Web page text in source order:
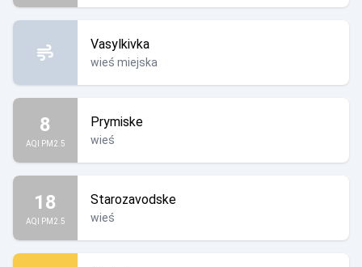
Vasylkivka
wieś miejska
8
AQI PM2.5
Prymiske
wieś
18
AQI PM2.5
Starozavodske
wieś